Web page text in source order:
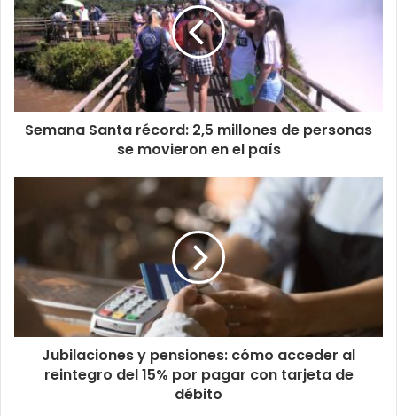
Semana Santa récord: 2,5 millones de personas
se movieron en el país
Jubilaciones y pensiones: cómo acceder al
reintegro del 15% por pagar con tarjeta de
débito